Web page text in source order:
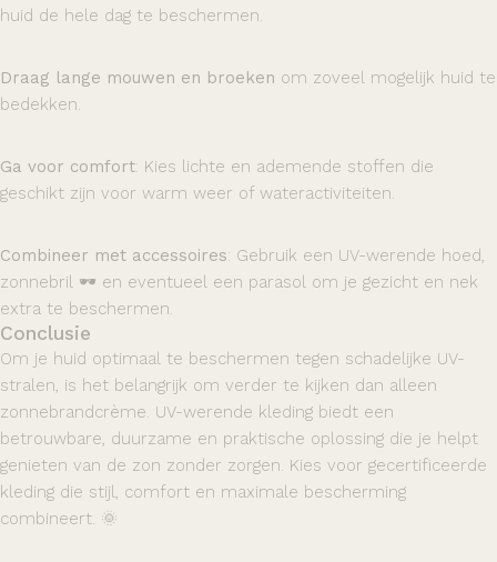
huid de hele dag te beschermen.
Draag lange mouwen en broeken om zoveel mogelijk huid te
bedekken.
Ga voor comfort: Kies lichte en ademende stoffen die
geschikt zijn voor warm weer of wateractiviteiten.
Combineer met accessoires: Gebruik een UV-werende hoed,
zonnebril 🕶️ en eventueel een parasol om je gezicht en nek
extra te beschermen.
Conclusie
Om je huid optimaal te beschermen tegen schadelijke UV-
stralen, is het belangrijk om verder te kijken dan alleen
zonnebrandcrème. UV-werende kleding biedt een
betrouwbare, duurzame en praktische oplossing die je helpt
genieten van de zon zonder zorgen. Kies voor gecertificeerde
kleding die stijl, comfort en maximale bescherming
combineert. 🌞